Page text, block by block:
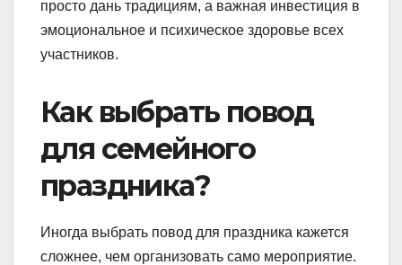
просто дань традициям, а важная инвестиция в
эмоциональное и психическое здоровье всех
участников.
Как выбрать повод
для семейного
праздника?
Иногда выбрать повод для праздника кажется
сложнее, чем организовать само мероприятие.